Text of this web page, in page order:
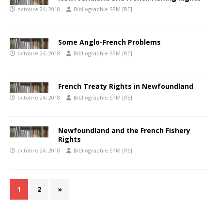
octobre 24, 2018 Bibliographie SPM [RE]
Some Anglo-French Problems
octobre 24, 2018 Bibliographie SPM [RE]
French Treaty Rights in Newfoundland
octobre 24, 2018 Bibliographie SPM [RE]
Newfoundland and the French Fishery
Rights
octobre 24, 2018 Bibliographie SPM [RE]
1 2 »